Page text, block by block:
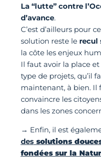
La “lutte” contre
d’avance.
C’est d’ailleurs pour
solution reste le recul
la côte les enjeux
Il faut avoir la place
type de projets, qu’il
maintenant, à bien. Il
convaincre les
dans les zones
→ Enfin, il est
dessolutions
fondées sur la